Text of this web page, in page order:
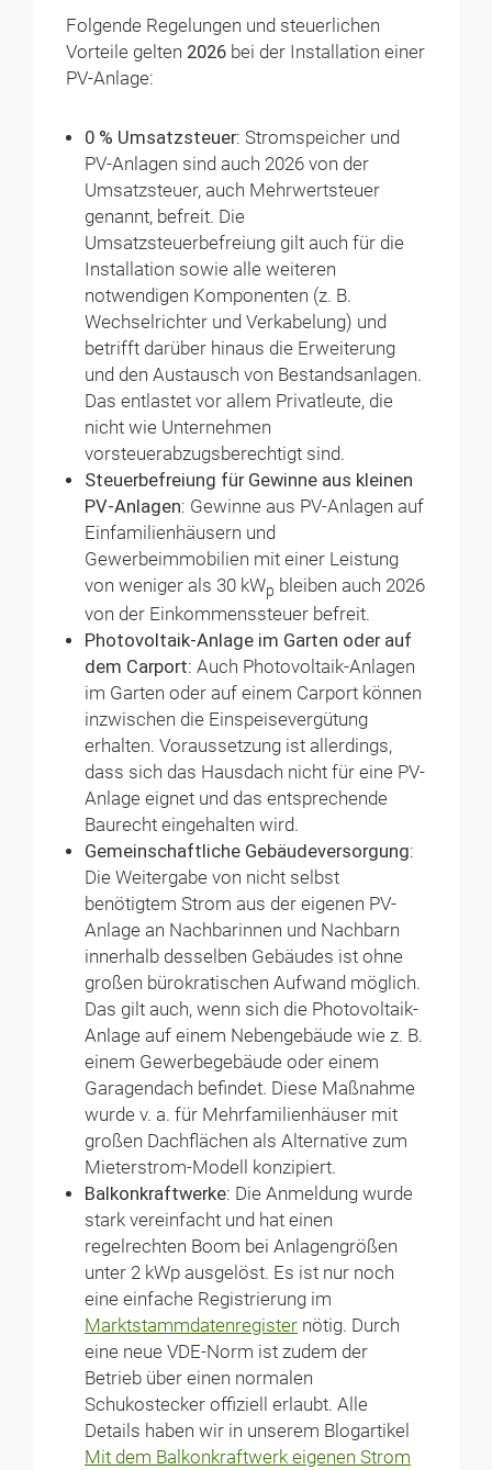
Folgende Regelungen und steuerlichen
Vorteile gelten 2026 bei der Installation einer
PV-Anlage:
0 % Umsatzsteuer: Stromspeicher und
PV-Anlagen sind auch 2026 von der
Umsatzsteuer, auch Mehrwertsteuer
genannt, befreit. Die
Umsatzsteuerbefreiung gilt auch für die
Installation sowie alle weiteren
notwendigen Komponenten (z. B.
Wechselrichter und Verkabelung) und
betrifft darüber hinaus die Erweiterung
und den Austausch von Bestandsanlagen.
Das entlastet vor allem Privatleute, die
nicht wie Unternehmen
vorsteuerabzugsberechtigt sind.
Steuerbefreiung für Gewinne aus kleinen
PV-Anlagen: Gewinne aus PV-Anlagen auf
Einfamilienhäusern und
Gewerbeimmobilien mit einer Leistung
von weniger als 30 kWp bleiben auch 2026
von der Einkommenssteuer befreit.
Photovoltaik-Anlage im Garten oder auf
dem Carport: Auch Photovoltaik-Anlagen
im Garten oder auf einem Carport können
inzwischen die Einspeisevergütung
erhalten. Voraussetzung ist allerdings,
dass sich das Hausdach nicht für eine PV-
Anlage eignet und das entsprechende
Baurecht eingehalten wird.
Gemeinschaftliche Gebäudeversorgung:
Die Weitergabe von nicht selbst
benötigtem Strom aus der eigenen PV-
Anlage an Nachbarinnen und Nachbarn
innerhalb desselben Gebäudes ist ohne
großen bürokratischen Aufwand möglich.
Das gilt auch, wenn sich die Photovoltaik-
Anlage auf einem Nebengebäude wie z. B.
einem Gewerbegebäude oder einem
Garagendach befindet. Diese Maßnahme
wurde v. a. für Mehrfamilienhäuser mit
großen Dachflächen als Alternative zum
Mieterstrom-Modell konzipiert.
Balkonkraftwerke: Die Anmeldung wurde
stark vereinfacht und hat einen
regelrechten Boom bei Anlagengrößen
unter 2 kWp ausgelöst. Es ist nur noch
eine einfache Registrierung im
Marktstammdatenregister nötig. Durch
eine neue VDE-Norm ist zudem der
Betrieb über einen normalen
Schukostecker offiziell erlaubt. Alle
Details haben wir in unserem Blogartikel
Mit dem Balkonkraftwerk eigenen Strom